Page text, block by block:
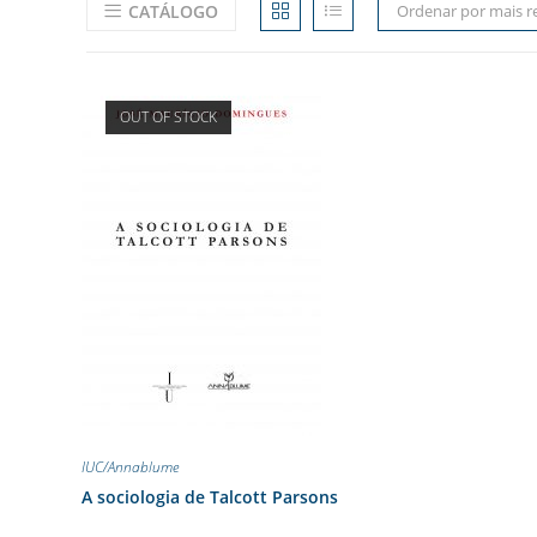
CATÁLOGO Ordenar por mais
OUT OF STOCK
IUC/Annablume
A sociologia de Talcott Parsons